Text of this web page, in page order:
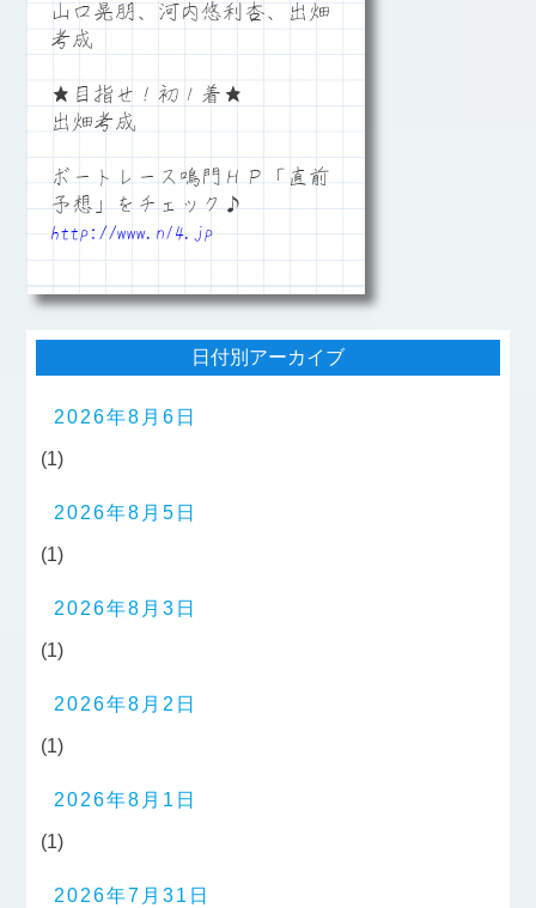
山口晃朋、河内悠利杏、出畑
考成
★目指せ！初１着★
出畑考成
ボートレース鳴門ＨＰ「直前
予想」をチェック♪
http://www.n14.jp
日付別アーカイブ
2026年8月6日
(1)
2026年8月5日
(1)
2026年8月3日
(1)
2026年8月2日
(1)
2026年8月1日
(1)
2026年7月31日